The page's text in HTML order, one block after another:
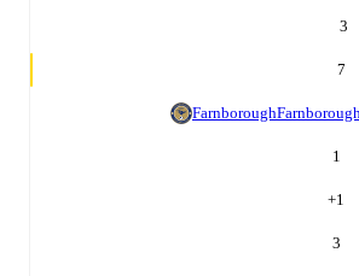
3
7
Farnborough
1
+1
3